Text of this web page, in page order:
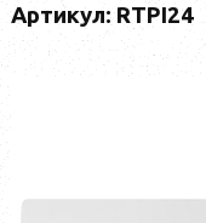
Артикул: RTPI24